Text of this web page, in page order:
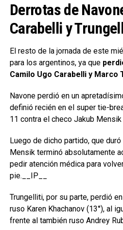
Derrotas de
Carabelli y
El resto de la jornada de este
para los argentinos, ya que
Camilo Ugo Carabelli y Marco
Navone perdió en un
definió recién en el super tie-
11 contra el checo Jakub Mensik
Luego de dicho partido, que
Mensik terminó absolutamente
pedir atención médica para
pie.__IP__
Trungelliti, por su parte, perdió
ruso Karen Khachanov (13°), al
frente al también ruso Andrey